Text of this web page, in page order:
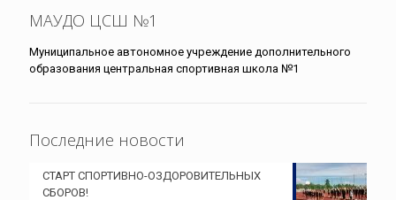
МАУДО ЦСШ №1
Муниципальное автономное учреждение дополнительного
образования центральная спортивная школа №1
Последние новости
СТАРТ СПОРТИВНО-ОЗДОРОВИТЕЛЬНЫХ
СБОРОВ!